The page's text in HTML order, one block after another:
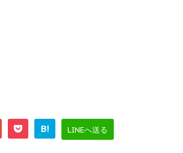
B! LINEへ送る